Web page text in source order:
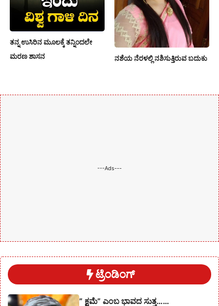
ತನ್ನ ಉಸಿರಿನ ಮೂಲಕ್ಕೆ ತನ್ನಿಂದಲೇ
ಮರಣ ಶಾಸನ
ನಶೆಯ ನೆರಳಲ್ಲಿ ನಶಿಸುತ್ತಿರುವ ಬದುಕು
---Ads---
ಟ್ರೆಂಡಿಂಗ್
” ಕ್ಷಮೆ” ಎಂಬ ಭಾವದ ಸುತ್ತ……